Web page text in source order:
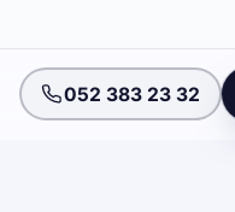
052 383 23 32